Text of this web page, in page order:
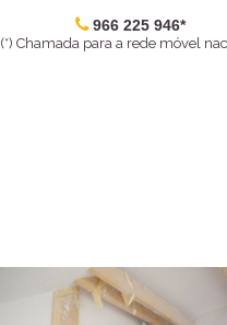
966 225 946*
(*) Chamada para a rede móvel